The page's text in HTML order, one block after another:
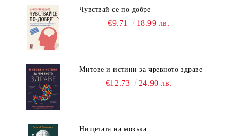
Чувствай се по-добре
€9.71 18.99 лв.
Митове и истини за чревното здраве
€12.73 24.90 лв.
Нищетата на мозъка